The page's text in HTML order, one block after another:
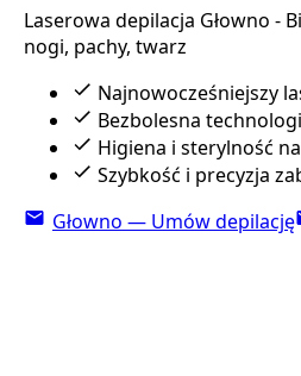
Laserowa depilacja Głowno -
nogi, pachy, twarz
Najnowocześniejszy
Bezbolesna
Higiena i sterylność
Szybkość i precyzja
Głowno — Umów depilację